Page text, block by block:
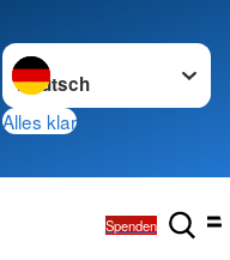
Sprache wechseln zu
Alles klar
Spenden